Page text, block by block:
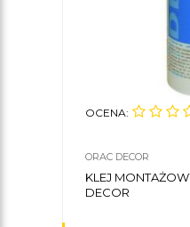
OCENA:
ORAC DECOR
KLEJ
DECOR